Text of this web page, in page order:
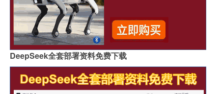
DeepSeek全套部署资料免费下载